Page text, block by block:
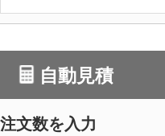
自動見積
注文数を入力